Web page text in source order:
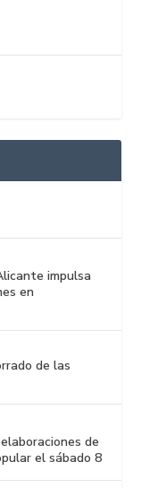
impulsa
en
de las
de
el sábado 8